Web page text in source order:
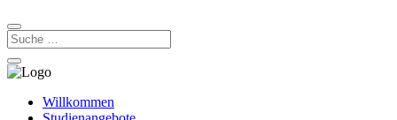
Willkommen